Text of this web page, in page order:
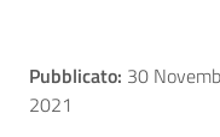
Pubblicato: 30
2021